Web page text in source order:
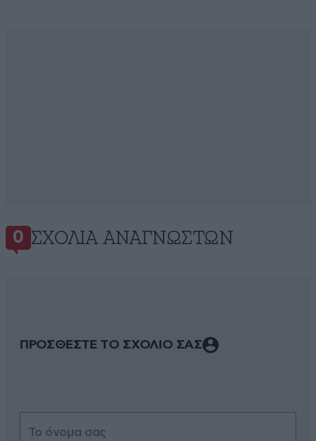
0 ΣΧΌΛΙΑ ΑΝΑΓΝΩΣΤΏΝ
ΠΡΟΣΘΕΣΤΕ ΤΟ ΣΧΟΛΙΟ ΣΑΣ